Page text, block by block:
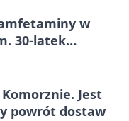
w
30-latek
Jest
powrót dostaw